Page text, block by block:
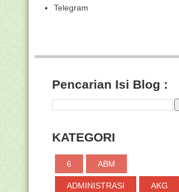
Pembelajaran (Le...
Pembelajaran B...
Kunci Jawaban - 2.5 Model-
Kunci Jawaban Pelatihan
Pembelajaran Te...
Kunci Jawaban 3.6 Penyajian
Visualisasi Data dan P...
Telegram
Pencarian Isi Blog :
KATEGORI
6 ABM
ADMINISTRASI AKG